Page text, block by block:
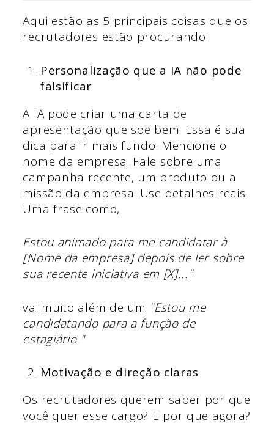
Aqui estão as 5 principais coisas que os
recrutadores estão procurando:
Personalização que a IA não pode
falsificar
A IA pode criar uma carta de
apresentação que soe bem. Essa é sua
dica para ir mais fundo. Mencione o
nome da empresa. Fale sobre uma
campanha recente, um produto ou a
missão da empresa. Use detalhes reais.
Uma frase como,
Estou animado para me candidatar à
[Nome da empresa] depois de ler sobre
sua recente iniciativa em [X]..."
vai muito além de um "Estou me
candidatando para a função de
estagiário."
Motivação e direção claras
Os recrutadores querem saber por que
você quer esse cargo? E por que agora?